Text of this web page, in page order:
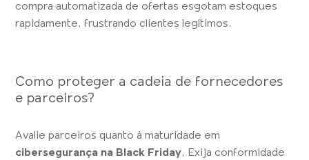
compra automatizada de ofertas esgotam estoques
rapidamente, frustrando clientes legítimos.
Como proteger a cadeia de fornecedores
e parceiros?
Avalie parceiros quanto à maturidade em
cibersegurança na Black Friday. Exija conformidade